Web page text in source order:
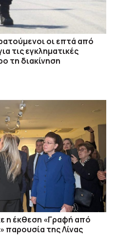
οι επτά από
τις εγκληματικές
τη διακίνηση
η έκθεση «Γραφή από
παρουσία της Λίνας